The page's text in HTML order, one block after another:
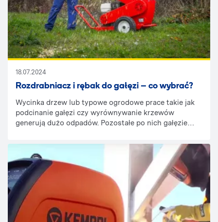
listwy wibracyjnej jest jej długość i możliwe tryby
pracy.
18.07.2024
Rozdrabniacz i rębak do gałęzi – co wybrać?
Wycinka drzew lub typowe ogrodowe prace takie jak
podcinanie gałęzi czy wyrównywanie krzewów
generują dużo odpadów. Pozostałe po nich gałęzie
najpierw należy je rozdrobnić. Z pomocą przychodzą
tutaj profesjonalne maszyny, które doskonale
sprawdzą się podczas prac porządkowych i
pielęgnacyjnych w ogrodzie.